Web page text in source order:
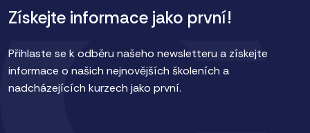
Získejte informace jako první!
Přihlaste se k odběru našeho newsletteru a získejte
informace o našich nejnovějších školeních a
nadcházejících kurzech jako první.